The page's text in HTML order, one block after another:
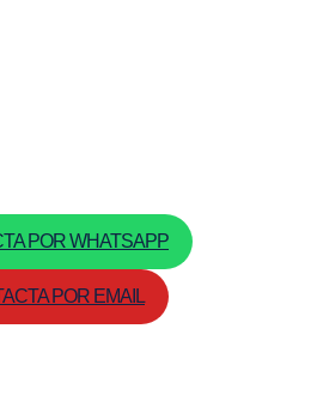
POR WHATSAPP
POR EMAIL